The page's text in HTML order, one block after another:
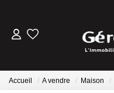
Accueil A vendre Maison